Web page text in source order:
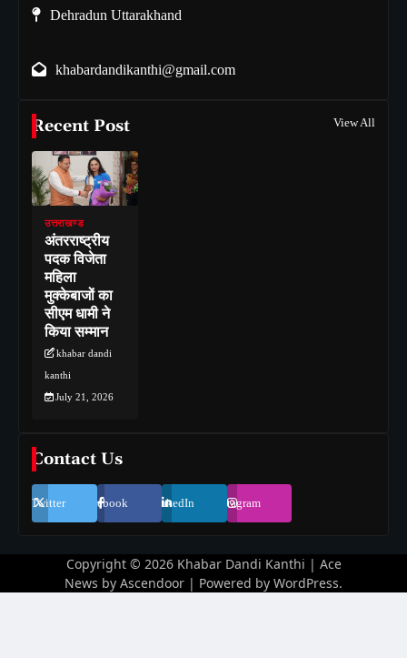
Dehradun Uttarakhand
khabardandikanthi@gmail.com
Recent Post View All
उत्तराखण्ड
अंतरराष्ट्रीय
पदक विजेता
महिला
मुक्केबाजों का
सीएम धामी ने
किया सम्मान
khabar dandi
kanthi
July 21, 2026
Contact Us
Twitter Facebook LinkedIn Instagram
Copyright © 2026 Khabar Dandi Kanthi | Ace
News by Ascendoor | Powered by WordPress.